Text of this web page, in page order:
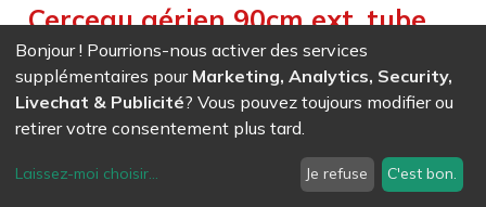
Cerceau aérien 90cm ext. tube
25mm multi 1 & 2 points - noir
Weight :5,400kg
7611847019006- Ref (
Bonjour ! Pourrions-nous activer des services
supplémentaires pour Marketing, Analytics, Security,
Livechat & Publicité? Vous pouvez toujours modifier ou
retirer votre consentement plus tard.
Laissez-moi choisir... Je refuse C'est bon.